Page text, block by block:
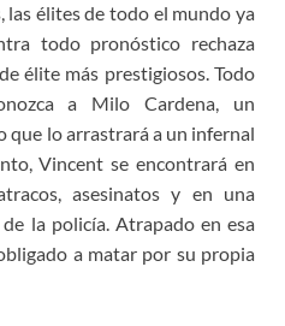
las élites de todo el mundo ya
todo pronóstico rechaza
élite más prestigiosos. Todo
a Milo Cardena, un
que lo arrastrará a un infernal
Vincent se encontrará en
asesinatos y en una
la policía. Atrapado en esa
a matar por su propia